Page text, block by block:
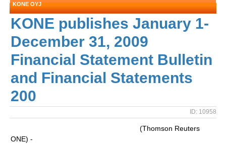
KONE OYJ
KONE publishes January 1-
December 31, 2009
Financial Statement Bulletin
and Financial Statements
200
ID: 10958
(Thomson Reuters
ONE) -